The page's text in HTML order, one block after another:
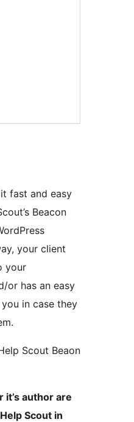
fast and easy
Beacon
your client
your
or has an easy
in case they
Scout Beaon
it’s author are
Scout in